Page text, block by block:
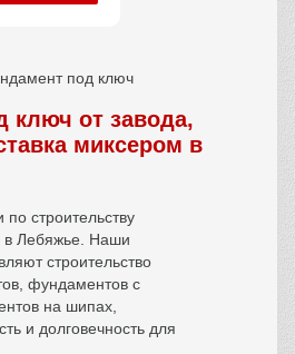
под ключ
ключ от завода,
миксером в
строительству
в Лебяжье. Наши
строительство
фундаментов с
на шипах,
и долговечность для